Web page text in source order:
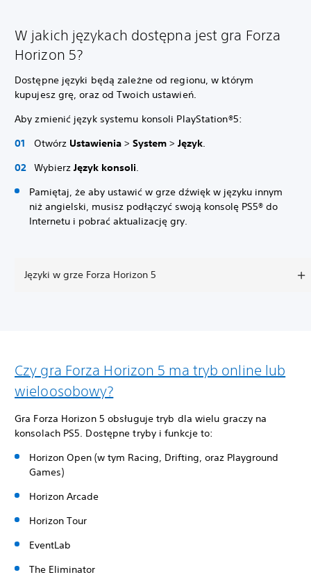
W jakich językach dostępna jest gra Forza
Horizon 5?
Dostępne języki będą zależne od regionu, w którym
kupujesz grę, oraz od Twoich ustawień.
Aby zmienić język systemu konsoli PlayStation®5:
Otwórz Ustawienia > System > Język.
Wybierz Język konsoli.
Pamiętaj, że aby ustawić w grze dźwięk w języku innym
niż angielski, musisz podłączyć swoją konsolę PS5® do
Internetu i pobrać aktualizację gry.
Języki w grze Forza Horizon 5
Czy gra Forza Horizon 5 ma tryb online lub
wieloosobowy?
Gra Forza Horizon 5 obsługuje tryb dla wielu graczy na
konsolach PS5. Dostępne tryby i funkcje to:
Horizon Open (w tym Racing, Drifting, oraz Playground
Games)
Horizon Arcade
Horizon Tour
EventLab
The Eliminator